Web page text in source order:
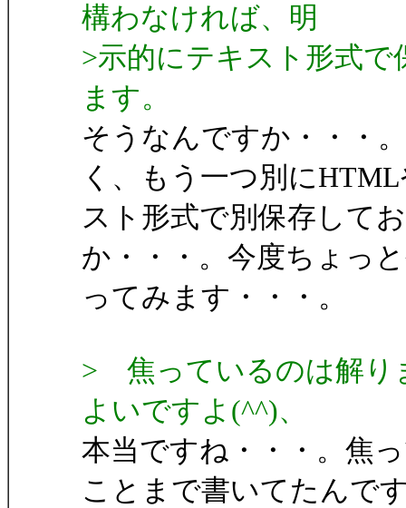
構わなければ、明
>示的にテキスト形式
ます。
そうなんですか・・・
く、もう一つ別に
スト形式で別保存して
か・・・。今度ちょっ
ってみます・・・。
> 焦っているのは解り
よいですよ(^^)、
本当ですね・・・。焦
ことまで書いてたんで